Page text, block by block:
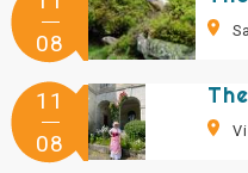
08
11
08